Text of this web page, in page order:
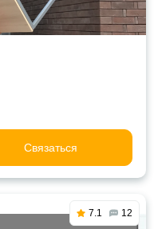
Связаться
7.1 12